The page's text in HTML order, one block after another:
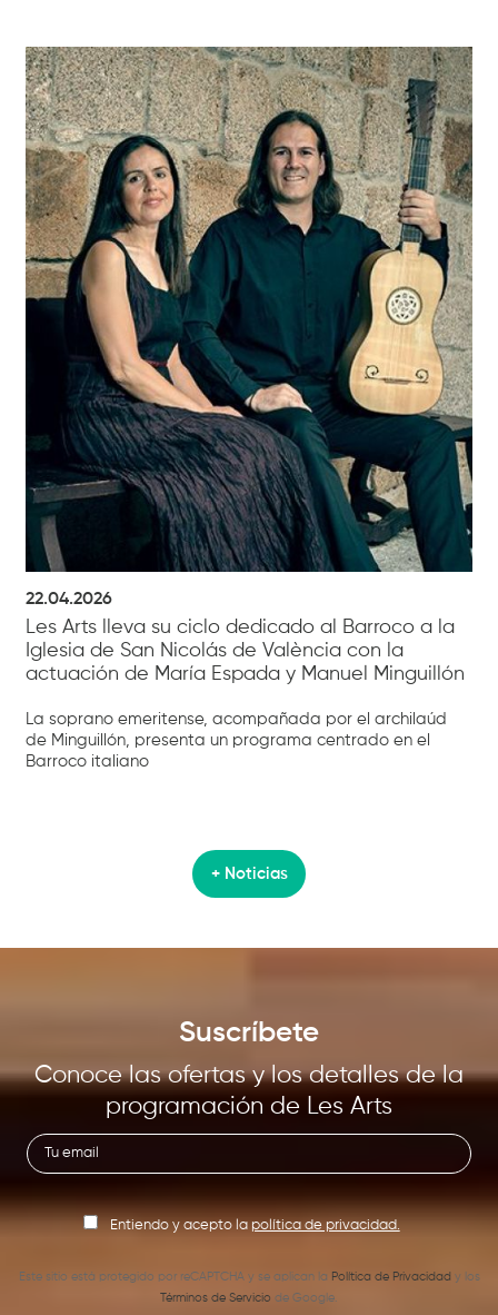
22.04.2026
Les Arts lleva su ciclo dedicado al Barroco a la
Iglesia de San Nicolás de València con la
actuación de María Espada y Manuel Minguillón
La soprano emeritense, acompañada por el archilaúd
de Minguillón, presenta un programa centrado en el
Barroco italiano
+ Noticias
Suscríbete
Conoce las ofertas y los detalles de la
programación de Les Arts
Entiendo y acepto la política de privacidad.
Este sitio está protegido por reCAPTCHA y se aplican la Política de Privacidad y los
Términos de Servicio de Google.